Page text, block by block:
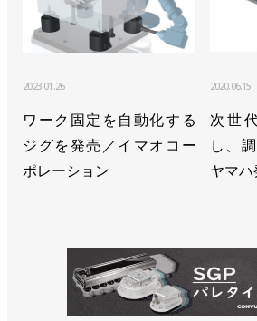
川電機
>>i³-Mechatronicsを実現するコン
>>【新春特別インタビュー】ロ
テージへ 本気で未自動化領域
小川昌寛社長
>>部品調達が正常化し、上半期
安川電機
2023.01.26
ワーク固定を自動化する
ジグを発売／イマオコー
ポレーション
2020.06.15
次世
し、
ヤマハ